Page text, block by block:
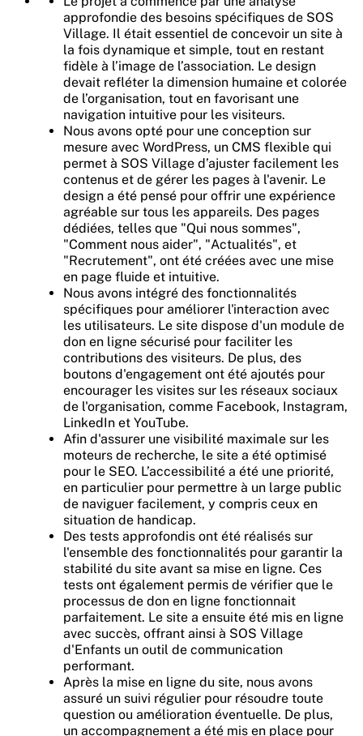
approfondie des besoins spécifiques de SOS
Village. Il était essentiel de concevoir un site à
la fois dynamique et simple, tout en restant
fidèle à l’image de l’association. Le design
devait refléter la dimension humaine et colorée
de l’organisation, tout en favorisant une
navigation intuitive pour les visiteurs.
Nous avons opté pour une conception sur
mesure avec WordPress, un CMS flexible qui
permet à SOS Village d’ajuster facilement les
contenus et de gérer les pages à l'avenir. Le
design a été pensé pour offrir une expérience
agréable sur tous les appareils. Des pages
dédiées, telles que "Qui nous sommes",
"Comment nous aider", "Actualités", et
"Recrutement", ont été créées avec une mise
en page fluide et intuitive.
Nous avons intégré des fonctionnalités
spécifiques pour améliorer l'interaction avec
les utilisateurs. Le site dispose d'un module de
don en ligne sécurisé pour faciliter les
contributions des visiteurs. De plus, des
boutons d'engagement ont été ajoutés pour
encourager les visites sur les réseaux sociaux
de l'organisation, comme Facebook, Instagram,
LinkedIn et YouTube.
Afin d'assurer une visibilité maximale sur les
moteurs de recherche, le site a été optimisé
pour le SEO. L’accessibilité a été une priorité,
en particulier pour permettre à un large public
de naviguer facilement, y compris ceux en
situation de handicap.
Des tests approfondis ont été réalisés sur
l'ensemble des fonctionnalités pour garantir la
stabilité du site avant sa mise en ligne. Ces
tests ont également permis de vérifier que le
processus de don en ligne fonctionnait
parfaitement. Le site a ensuite été mis en ligne
avec succès, offrant ainsi à SOS Village
d'Enfants un outil de communication
performant.
Après la mise en ligne du site, nous avons
assuré un suivi régulier pour résoudre toute
question ou amélioration éventuelle. De plus,
un accompagnement a été mis en place pour